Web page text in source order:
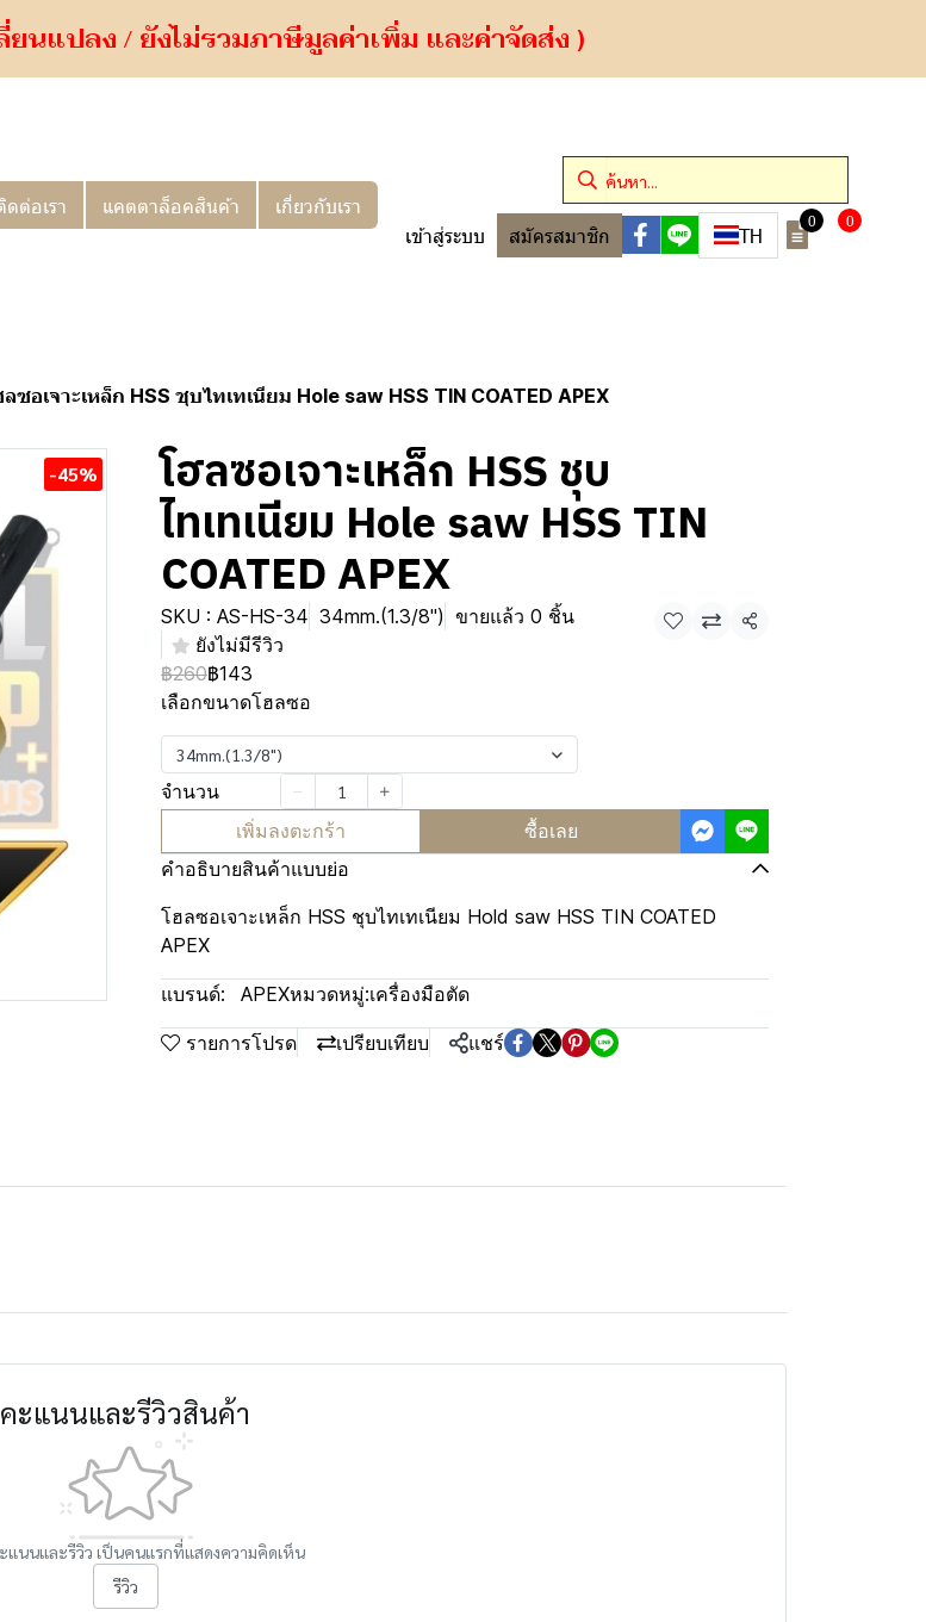
ยนแปลง / ยังไม่รวมภาษีมูลค่าเพิ่ม และค่าจัดส่ง )
ดต่อเรา แคตตาล็อคสินค้า เกี่ยวกับเรา
เข้าสู่ระบบ สมัครสมาชิก TH
0 0
ลซอเจาะเหล็ก HSS ชุบไทเทเนียม Hole saw HSS TIN COATED APEX
-45% โฮลซอเจาะเหล็ก HSS ชุบ
ไทเทเนียม Hole saw HSS TIN
COATED APEX
SKU : AS-HS-34 34mm.(1.3/8") ขายแล้ว 0 ชิ้น
ยังไม่มีรีวิว
แชร์
฿260฿143
เลือกขนาดโฮลซอ
34mm.(1.3/8")
จำนวน
เพิ่มลงตะกร้า
ซื้อเลย
คำอธิบายสินค้าแบบย่อ
โฮลซอเจาะเหล็ก HSS ชุบไทเทเนียม Hold saw HSS TIN COATED
APEX
แบรนด์: APEXหมวดหมู่:เครื่องมือตัด
รายการโปรด เปรียบเทียบ แชร์
คะแนนและรีวิวสินค้า
แนนและรีวิว เป็นคนแรกที่แสดงความคิดเห็น
รีวิว